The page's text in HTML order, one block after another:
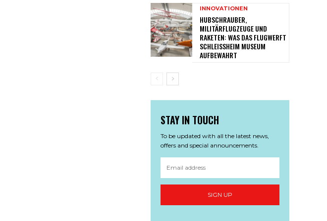
INNOVATIONEN
HUBSCHRAUBER,
MILITÄRFLUGZEUGE UND
RAKETEN: WAS DAS FLUGWERFT
SCHLEISSHEIM MUSEUM A
UFBEWAHRT
STAY IN TOUCH
To be updated with all the latest news,
offers and special announcements.
SIGN UP